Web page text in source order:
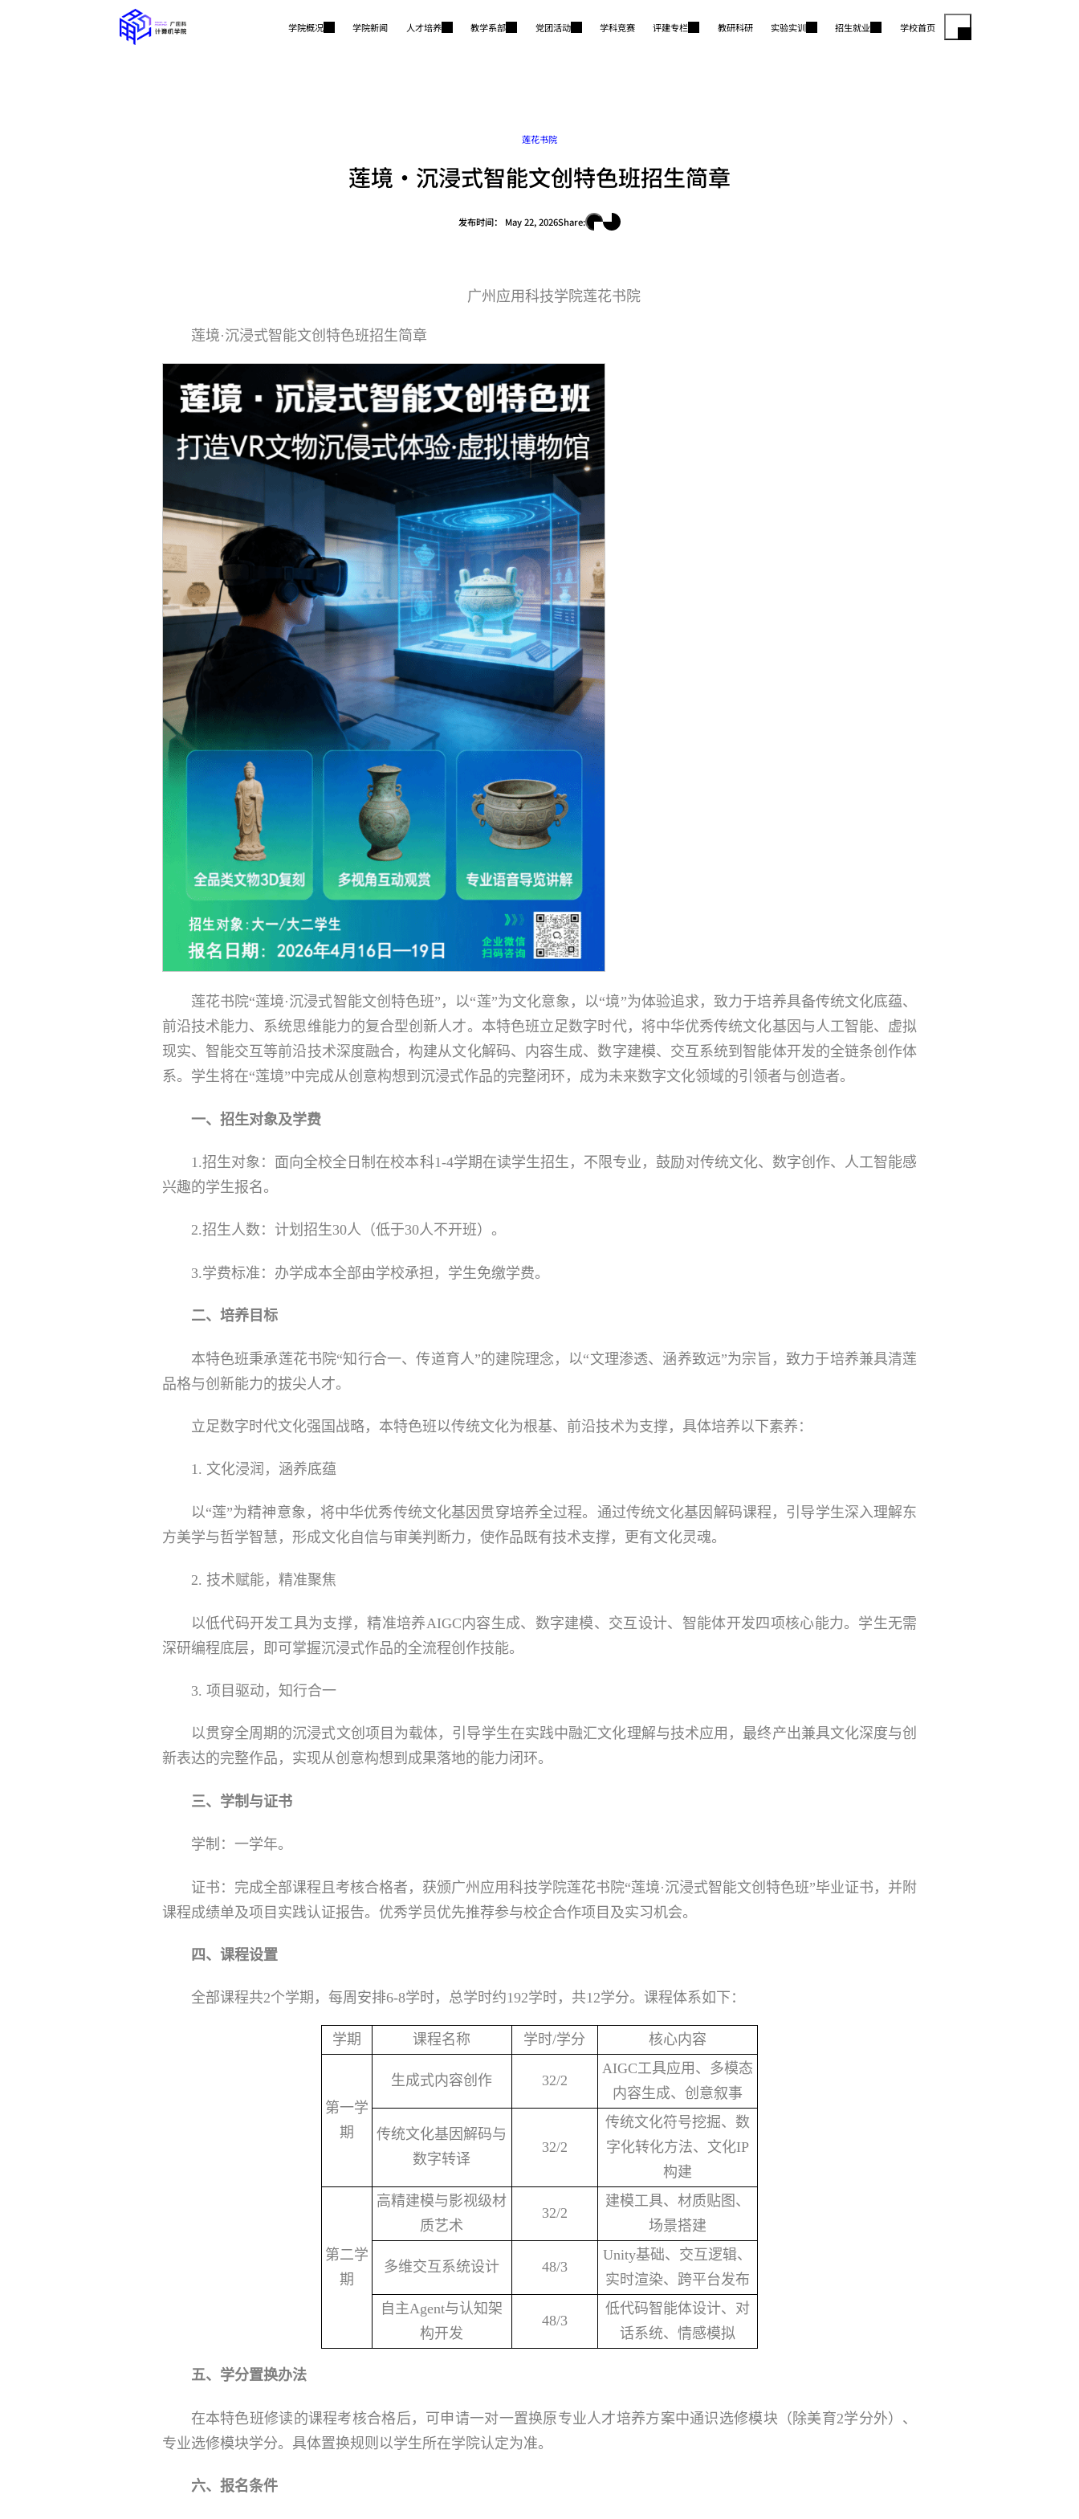
学院概况 学院新闻 人才培养 教学系部 党团活动 学科竞赛 评建专栏 教研科研 实验实训 招生就业 学校首页
莲花书院
莲境·沉浸式智能文创特色班招生简章
发布时间： May 22, 2026Share:
广州应用科技学院莲花书院
莲境·沉浸式智能文创特色班招生简章
莲花书院“莲境·沉浸式智能文创特色班”，以“莲”为文化意象，以“境”为体验追求，致力于培养具备传统文化底蕴、
前沿技术能力、系统思维能力的复合型创新人才。本特色班立足数字时代，将中华优秀传统文化基因与人工智能、虚拟
现实、智能交互等前沿技术深度融合，构建从文化解码、内容生成、数字建模、交互系统到智能体开发的全链条创作体
系。学生将在“莲境”中完成从创意构想到沉浸式作品的完整闭环，成为未来数字文化领域的引领者与创造者。
一、 招生对象及学费
1.招生对象：面向全校全日制在校本科1-4学期在读学生招生，不限专业，鼓励对传统文化、数字创作、人工智能感
兴趣的学生报名。
2.招生人数：计划招生30人（低于30人不开班）。
3.学费标准：办学成本全部由学校承担，学生免缴学费。
二、培养目标
本特色班秉承莲花书院“知行合一、传道育人”的建院理念，以“文理渗透、涵养致远”为宗旨，致力于培养兼具清莲
品格与创新能力的拔尖人才。
立足数字时代文化强国战略，本特色班以传统文化为根基、前沿技术为支撑，具体培养以下素养：
1. 文化浸润，涵养底蕴
以“莲”为精神意象，将中华优秀传统文化基因贯穿培养全过程。通过传统文化基因解码课程，引导学生深入理解东
方美学与哲学智慧，形成文化自信与审美判断力，使作品既有技术支撑，更有文化灵魂。
2. 技术赋能，精准聚焦
以低代码开发工具为支撑，精准培养AIGC内容生成、数字建模、交互设计、智能体开发四项核心能力。学生无需
深研编程底层，即可掌握沉浸式作品的全流程创作技能。
3. 项目驱动，知行合一
以贯穿全周期的沉浸式文创项目为载体，引导学生在实践中融汇文化理解与技术应用，最终产出兼具文化深度与创
新表达的完整作品，实现从创意构想到成果落地的能力闭环。
三、学制与证书
学制：一学年。
证书：完成全部课程且考核合格者，获颁广州应用科技学院莲花书院“莲境·沉浸式智能文创特色班”毕业证书，并附
课程成绩单及项目实践认证报告。优秀学员优先推荐参与校企合作项目及实习机会。
四、课程设置
全部课程共2个学期，每周安排6-8学时，总学时约192学时，共12学分。课程体系如下：
学期 课程名称 学时/学分 核心内容
第一学
期
生成式内容创作 32/2
AIGC工具应用、多模态
内容生成、创意叙事
传统文化基因解码与
数字转译
32/2
传统文化符号挖掘、数
字化转化方法、文化IP
构建
第二学
期
高精建模与影视级材
质艺术
32/2
建模工具、材质贴图、
场景搭建
多维交互系统设计 48/3
Unity基础、交互逻辑、
实时渲染、跨平台发布
自主Agent与认知架
构开发
48/3
低代码智能体设计、对
话系统、情感模拟
五、 学分置换办法
在本特色班修读的课程考核合格后，可申请一对一置换原专业人才培养方案中通识选修模块（除美育2学分外）、
专业选修模块学分。具体置换规则以学生所在学院认定为准。
六、报名条件